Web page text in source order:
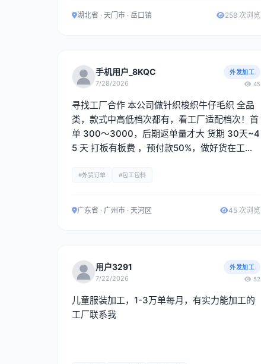
湖北省 · 天门市 · 岳口镇 258 次浏览
手机用户_8KQC
7/28/2026
外发加工
45
寻找工厂合作 本公司做针织梭织牛仔毛织 全品
类，款式中高低档次都有，看工厂适配档次！首
单 300～3000，后期返单量才大 货期 30天~4
5 天 打板有板费 ，预付款50%，做好货在工厂
#外贸订单 #包工包料
广东省 · 广州市 · 天河区 45 次浏览
用户3291
7/22/2026
外发加工
52
儿童服装加工，1-3万单每月，有实力能加工的
工厂联系我